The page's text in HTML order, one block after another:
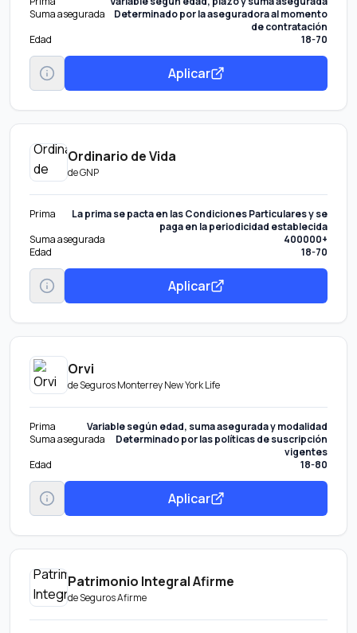
Suma asegurada
Determinado por la aseguradora al momento
de contratación
Edad
18-70
Aplicar
Ordinario de Vida
deGNP
Prima
La prima se pacta en las Condiciones Particulares y se
paga en la periodicidad establecida
Suma asegurada
400000+
Edad
18-70
Aplicar
Orvi
deSeguros Monterrey New York Life
Prima
Variable según edad, suma asegurada y modalidad
Suma asegurada
Determinado por las políticas de suscripción
vigentes
Edad
18-80
Aplicar
Patrimonio Integral Afirme
deSeguros Afirme